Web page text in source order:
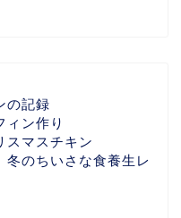
の記録
ィン作り
スマスチキン
冬のちいさな食養生レ